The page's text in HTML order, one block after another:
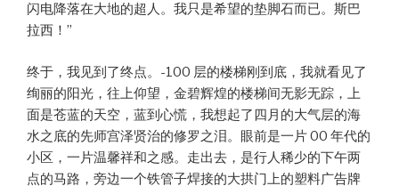
闪电降落在大地的超人。我只是希望的垫脚石而已。斯巴
拉西！”
终于，我见到了终点。-100 层的楼梯刚到底，我就看见了
绚丽的阳光，往上仰望，金碧辉煌的楼梯间无影无踪，上
面是苍蓝的天空，蓝到心慌，我想起了四月的大气层的海
水之底的先师宫泽贤治的修罗之泪。眼前是一片 00 年代的
小区，一片温馨祥和之感。走出去，是行人稀少的下午两
点的马路，旁边一个铁管子焊接的大拱门上的塑料广告牌